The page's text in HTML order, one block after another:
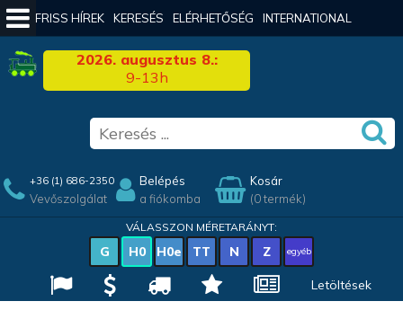
FRISS HÍREK KERESÉS ELÉRHETŐSÉG INTERNATIONAL
2026. augusztus 8.:
9-13h
+36 (1) 686-2350
Vevőszolgálat
Belépés
a fiókomba
Kosár
(0 termék)
VÁLASSZON MÉRETARÁNYT:
G H0 H0e TT N Z egyéb
Letöltések